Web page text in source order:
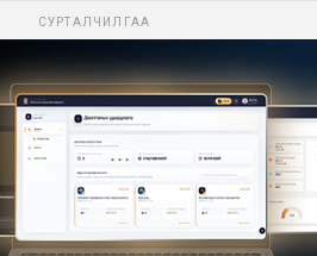
СУРТАЛЧИЛГАА